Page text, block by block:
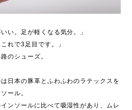
い。足が軽くなる気分。」
れで3足目です。」
のシューズ。
日本の豚革とふわふわのラテックスを
ール。
ンソールに比べて吸湿性があり、ムレ